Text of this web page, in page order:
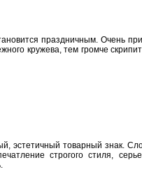
праздничным. Очень
кружева, тем громче
эстетичный товарный знак.
строгого стиля,